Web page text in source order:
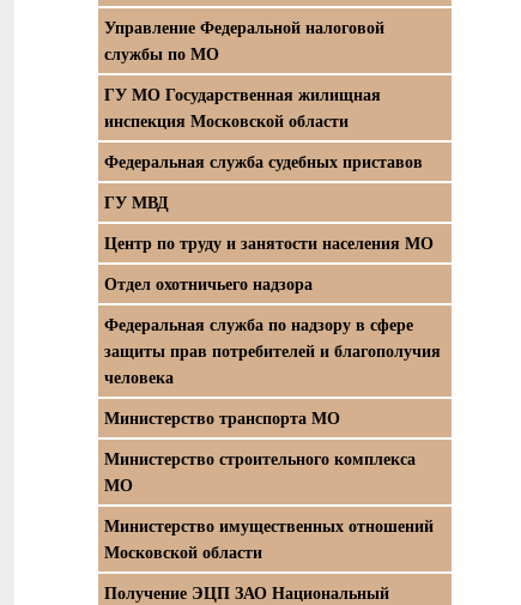
Управление Федеральной налоговой
службы по МО
ГУ МО Государственная жилищная
инспекция Московской области
Федеральная служба судебных приставов
ГУ МВД
Центр по труду и занятости населения МО
Отдел охотничьего надзора
Федеральная служба по надзору в сфере
защиты прав потребителей и благополучия
человека
Министерство транспорта МО
Министерство строительного комплекса
МО
Министерство имущественных отношений
Московской области
Получение ЭЦП ЗАО Национальный